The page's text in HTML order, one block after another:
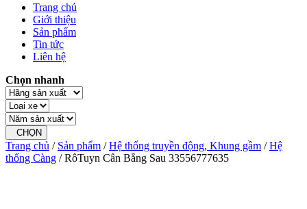
Trang chủ
Giới thiệu
Sản phẩm
Tin tức
Liên hệ
Chọn nhanh
CHỌN
Trang chủ / Sản phẩm /Hệ thống truyền động, Khung gầm /Hệ
thống Càng / RôTuyn Cân Bằng Sau 33556777635